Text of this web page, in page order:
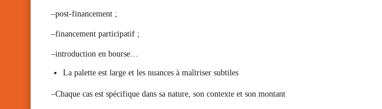
–post-financement ;
–financement participatif ;
–introduction en bourse…
La palette est large et les nuances à maîtriser subtiles
–Chaque cas est spécifique dans sa nature, son contexte et son montant